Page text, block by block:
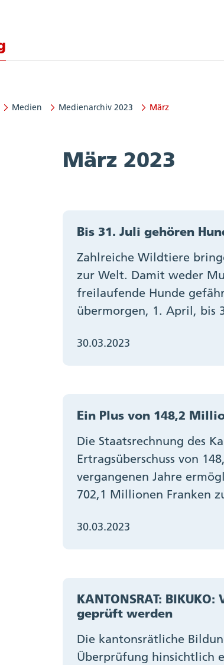
Medien Medienarchiv 2023 März
März 2023
Bis 31. Juli gehören
Zahlreiche Wildtiere
zur Welt. Damit weder
freilaufende Hunde
übermorgen, 1. April, bis
30.03.2023
Ein Plus von 148,2
Die Staatsrechnung des
Ertragsüberschuss von
vergangenen Jahre
702,1 Millionen Franken
30.03.2023
KANTONSRAT:
geprüft werden
Die kantonsrätliche
Überprüfung hinsichtlich